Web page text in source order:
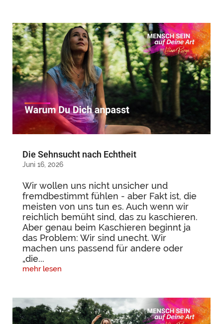
Die Sehnsucht nach Echtheit
Juni 16, 2026
Wir wollen uns nicht unsicher und
fremdbestimmt fühlen - aber Fakt ist, die
meisten von uns tun es. Auch wenn wir
reichlich bemüht sind, das zu kaschieren.
Aber genau beim Kaschieren beginnt ja
das Problem: Wir sind unecht. Wir
machen uns passend für andere oder
„die...
mehr lesen